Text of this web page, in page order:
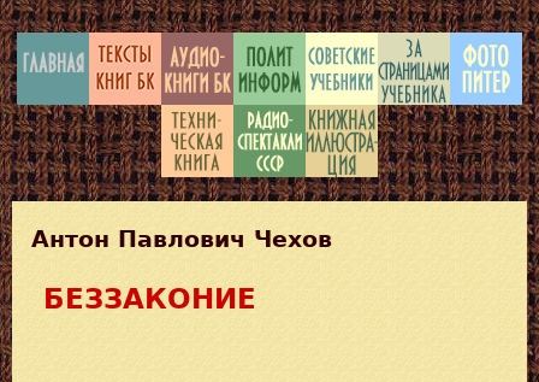
Антон Павлович Чехов
БЕЗЗАКОНИЕ